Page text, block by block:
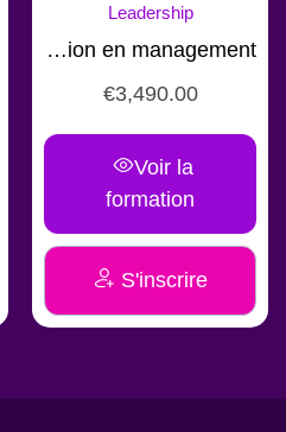
Leadership
Formation en management
3,490.00
Voir la
formation
S'inscrire